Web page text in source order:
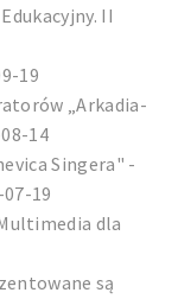
II
19
„Arkadia-
14
Singera" -
19
dla
są